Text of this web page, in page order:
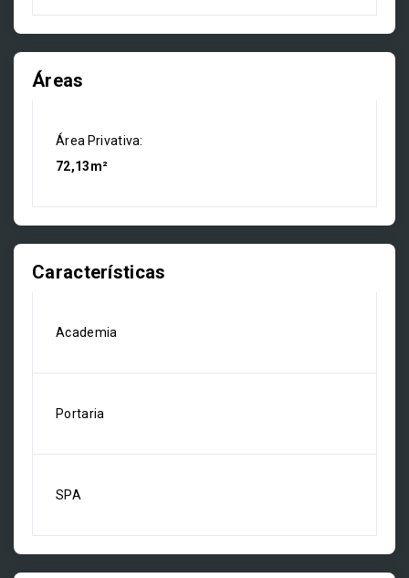
Áreas
Área Privativa:
72,13m²
Características
Academia
Portaria
SPA